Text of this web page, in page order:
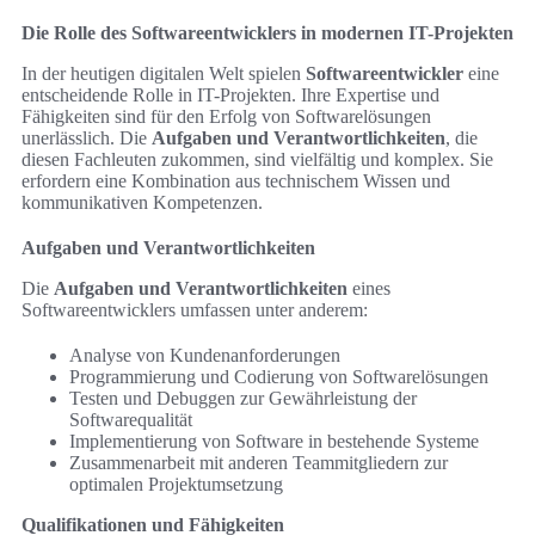
Die Rolle des Softwareentwicklers in modernen IT-Projekten
In der heutigen digitalen Welt spielen Softwareentwickler eine
entscheidende Rolle in IT-Projekten. Ihre Expertise und
Fähigkeiten sind für den Erfolg von Softwarelösungen
unerlässlich. Die Aufgaben und Verantwortlichkeiten, die
diesen Fachleuten zukommen, sind vielfältig und komplex. Sie
erfordern eine Kombination aus technischem Wissen und
kommunikativen Kompetenzen.
Aufgaben und Verantwortlichkeiten
Die Aufgaben und Verantwortlichkeiten eines
Softwareentwicklers umfassen unter anderem:
Analyse von Kundenanforderungen
Programmierung und Codierung von Softwarelösungen
Testen und Debuggen zur Gewährleistung der
Softwarequalität
Implementierung von Software in bestehende Systeme
Zusammenarbeit mit anderen Teammitgliedern zur
optimalen Projektumsetzung
Qualifikationen und Fähigkeiten